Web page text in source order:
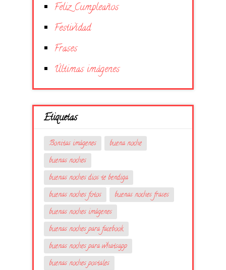
Feliz Cumpleaños
Festividad
Frases
Últimas imágenes
Etiquetas
Bonitas imágenes
buena noche
buenas noches
buenas noches dios te bendiga
buenas noches fotos
buenas noches frases
buenas noches imágenes
buenas noches para facebook
buenas noches para whatsapp
buenas noches postales